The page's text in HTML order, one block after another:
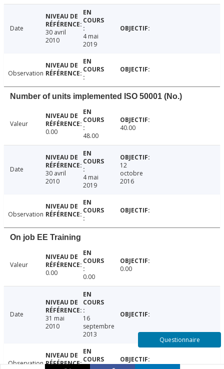
Date
30 avril
2010
4 mai
2019
Observation
Number of units implemented ISO 50001 (No.)
Valeur
0.00
48.00
40.00
Date
30 avril
2010
4 mai
2019
12
octobre
2016
Observation
On job EE Training
Valeur
0.00
0.00
0.00
Date
31 mai
2010
16
septembre
2013
Observation
Questionnaire